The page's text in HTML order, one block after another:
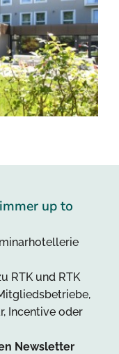
up to
RTK und RTK
Incentive oder
Newsletter